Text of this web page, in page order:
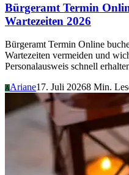
Bürgeramt Termin
Wartezeiten 2026
Bürgeramt Termin Online
Wartezeiten vermeiden und
Personalausweis schnell
AAriane17. Juli 20268 Min.